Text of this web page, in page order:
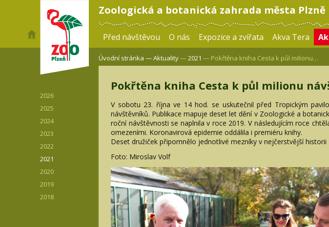
Zoologická a botanická zahrada města Plzně
Před návštěvou O nás Expozice a zvířata Akva Tera
2026
2025
2024
2023
2022
2021
2020
2019
2018
Úvodní stránka —Aktuality—2021 — Pokřtěna kniha Cesta k půl milionu…
Pokřtěna kniha Cesta k půl milionu
V sobotu 23. října ve 14 hod. se uskutečnil před Tropickým
návštěvníků. Publikace mapuje deset let dění v Zoologické a
roční návštěvnosti se naplnila v roce 2019. V následujícím roce
omezeními. Koronavirová epidemie oddálila i premiéru knihy.
Deset družiček připomnělo jednotlivé mezníky v nejčerstvější
Foto: Miroslav Volf